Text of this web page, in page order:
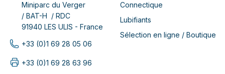
Miniparc du Verger
/ BAT-H / RDC
91940 LES ULIS - France
+33 (0)1 69 28 05 06
+33 (0)1 69 28 63 96
Connectique
Lubifiants
Sélection en ligne / Boutique